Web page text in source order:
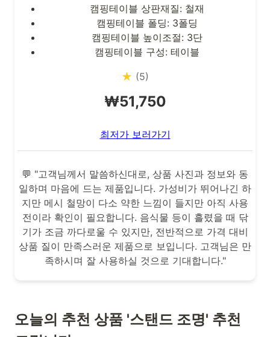
캠핑테이블 상판재질: 철재
캠핑테이블 폴딩: 3폴딩
캠핑테이블 높이조절: 3단
캠핑테이블 구성: 테이블
★ (5)
₩51,750
최저가 보러가기
💬 "고객님께서 말씀하신대로, 상품 사진과 정보와 동
일하며 마음에 드는 제품입니다. 가성비가 뛰어나긴 하
지만 메시 철망이 다소 약한 느낌이 들지만 아직 사용
전이라 확인이 필요합니다. 음식물 등이 흘렸을 때 닦
기가 조금 까다로울 수 있지만, 전반적으로 가격 대비
상품 질이 만족스러운 제품으로 보입니다. 고객님은 만
족하시며 잘 사용하실 것으로 기대합니다."
오늘의 추천 상품 '스탠드 조명' 추천